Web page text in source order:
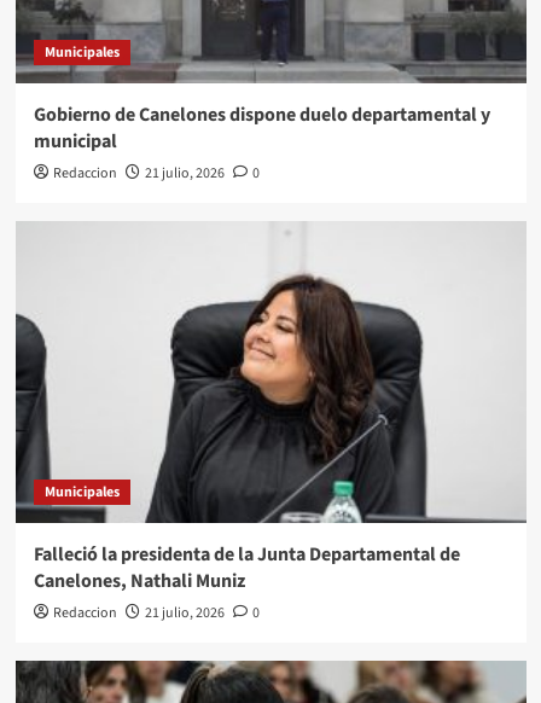
Municipales
Gobierno de Canelones dispone duelo departamental y
municipal
Redaccion 21 julio, 2026 0
Municipales
Falleció la presidenta de la Junta Departamental de
Canelones, Nathali Muniz
Redaccion 21 julio, 2026 0